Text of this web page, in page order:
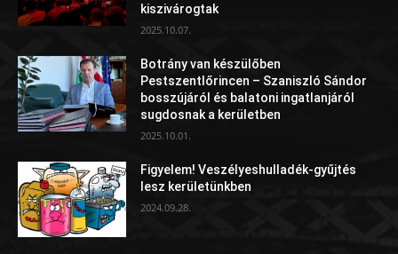
kiszivárogtak
2025.10.07.
Botrány van készülőben
Pestszentlőrincen – Szaniszló Sándor
bosszújáról és balatoni ingatlanjáról
sugdosnak a kerületben
2025.10.01.
Figyelem! Veszélyeshulladék-gyűjtés
lesz kerületünkben
2024.09.28.